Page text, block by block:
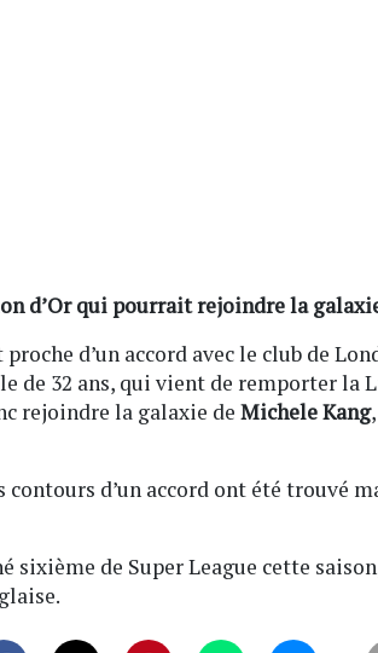
d’Or qui pourrait rejoindre la
proche d’un accord avec le club de
de 32 ans, qui vient de remporter la
rejoindre la galaxie de Michele Kang
contours d’un accord ont été trouvé
sixième de Super League cette